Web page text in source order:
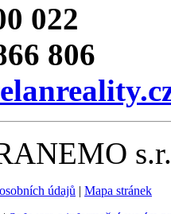
022
806
údajů | Mapa stránek